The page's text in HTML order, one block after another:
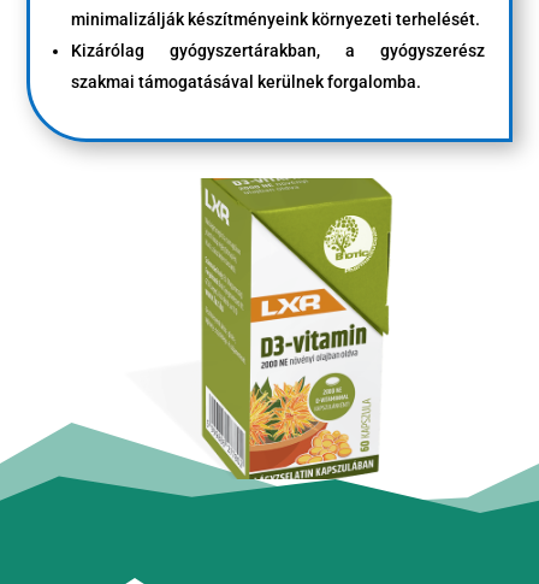
minimalizálják készítményeink környezeti terhelését.
Kizárólag gyógyszertárakban, a gyógyszerész
szakmai támogatásával kerülnek forgalomba.